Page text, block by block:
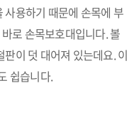
용하기 때문에 손목에 부
로 손목보호대입니다. 볼
이 덧 대어져 있는데요. 이
쉽습니다.